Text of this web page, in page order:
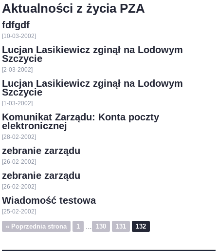
Aktualności z życia PZA
fdfgdf
[10-03-2002]
Lucjan Lasikiewicz zginął na Lodowym
Szczycie
[2-03-2002]
Lucjan Lasikiewicz zginął na Lodowym
Szczycie
[1-03-2002]
Komunikat Zarządu: Konta poczty
elektronicznej
[28-02-2002]
zebranie zarządu
[26-02-2002]
zebranie zarządu
[26-02-2002]
Wiadomość testowa
[25-02-2002]
« Poprzednia strona 1 130 131 132